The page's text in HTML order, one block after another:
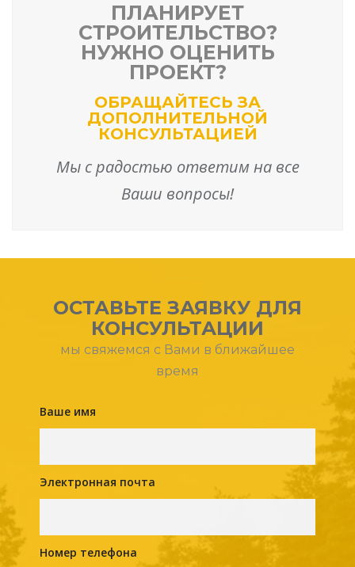
ПЛАНИРУЕТ
СТРОИТЕЛЬСТВО?
НУЖНО ОЦЕНИТЬ
ПРОЕКТ?
ОБРАЩАЙТЕСЬ ЗА
ДОПОЛНИТЕЛЬНОЙ
КОНСУЛЬТАЦИЕЙ
Мы с радостью ответим на все
Ваши вопросы!
ОСТАВЬТЕ ЗАЯВКУ ДЛЯ
КОНСУЛЬТАЦИИ
мы свяжемся с Вами в ближайшее
время
Ваше имя
Электронная почта
Номер телефона